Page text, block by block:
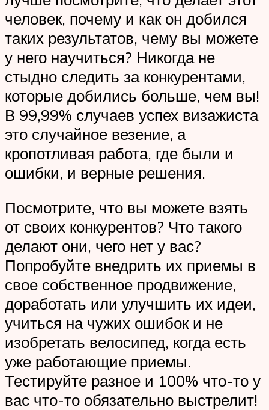
человек, почему и как он добился
таких результатов, чему вы можете
у него научиться? Никогда не
стыдно следить за конкурентами,
которые добились больше, чем вы!
В 99,99% случаев успех визажиста
это случайное везение, а
кропотливая работа, где были и
ошибки, и верные решения.
Посмотрите, что вы можете взять
от своих конкурентов? Что такого
делают они, чего нет у вас?
Попробуйте внедрить их приемы в
свое собственное продвижение,
доработать или улучшить их идеи,
учиться на чужих ошибок и не
изобретать велосипед, когда есть
уже работающие приемы.
Тестируйте разное и 100% что-то у
вас что-то обязательно выстрелит!